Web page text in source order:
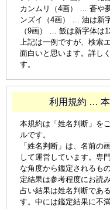
カンムリ（4画） … 蒼や
ンズイ（4画） … 油は新
（9画） … 飯は新字体は
上記は一例ですが、検索
面白いと思います。詳し
す。
利用規約 … 本
本規約は「姓名判断」を
ルです。
「姓名判断」は、名前の
して運営しています。専
な角度から鑑定されるも
定結果は参考程度にお読
占い結果は姓名判断であ
す。中には鑑定結果に不